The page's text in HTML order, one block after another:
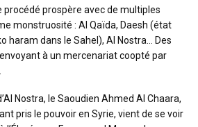
prospère avec de multiples
monstruosité : Al Qaïda, Daesh (état
haram dans le Sahel), Al Nostra… Des
à un mercenariat coopté par
Nostra, le Saoudien Ahmed Al Chaara,
pris le pouvoir en Syrie, vient de se voir